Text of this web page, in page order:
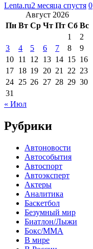
Lenta.ru2 месяца спустя 0
Август 2026
Пн Вт Ср Чт Пт Сб Вс
1
2
3
4 5 6 7 8
9
10 11 12 13 14 15 16
17 18 19 20 21 22 23
24 25 26 27 28 29 30
31
« Июл
Рубрики
Автоновости
Автособытия
Автоспорт
Автоэксперт
Актеры
Аналитика
Баскетбол
Безумный мир
Биатлон/Лыжи
Бокс/MMA
В мире